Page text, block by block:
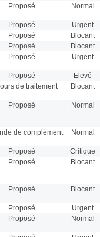
Proposé Normal
Proposé Urgent
Proposé Blocant
Proposé Blocant
Proposé Urgent
Proposé Elevé
de traitement Blocant
Proposé Normal
de complément Normal
Proposé Critique
Proposé Blocant
Proposé Blocant
Proposé Urgent
Proposé Normal